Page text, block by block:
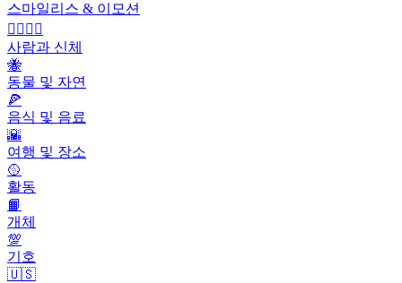
스마일리스 & 이모션
👩‍❤️‍💋‍👨
사람과 신체
🐝
동물 및 자연
🍕
음식 및 음료
🌇
여행 및 장소
🥎
활동
📙
개체
💯
기호
🇺🇸